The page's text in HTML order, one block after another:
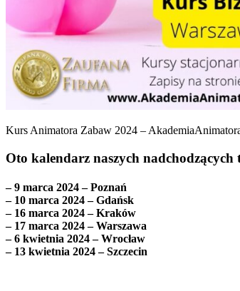
Kurs Animatora Zabaw 2024 –
Oto kalendarz naszych nadchodzących
– 9 marca 2024 – Poznań
– 10 marca 2024 – Gdańsk
– 16 marca 2024 – Kraków
– 17 marca 2024 – Warszawa
– 6 kwietnia 2024 – Wrocław
– 13 kwietnia 2024 – Szczecin